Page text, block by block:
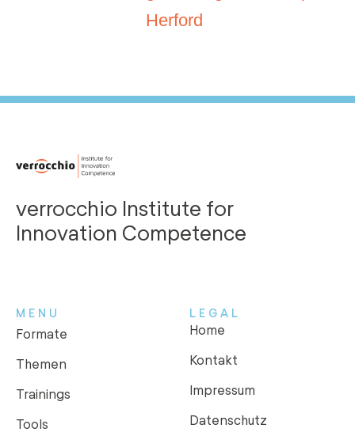
Herford
verrocchio Institute for
Innovation Competence
MENU
Formate
Themen
Trainings
Tools
LEGAL
Home
Kontakt
Impressum
Datenschutz